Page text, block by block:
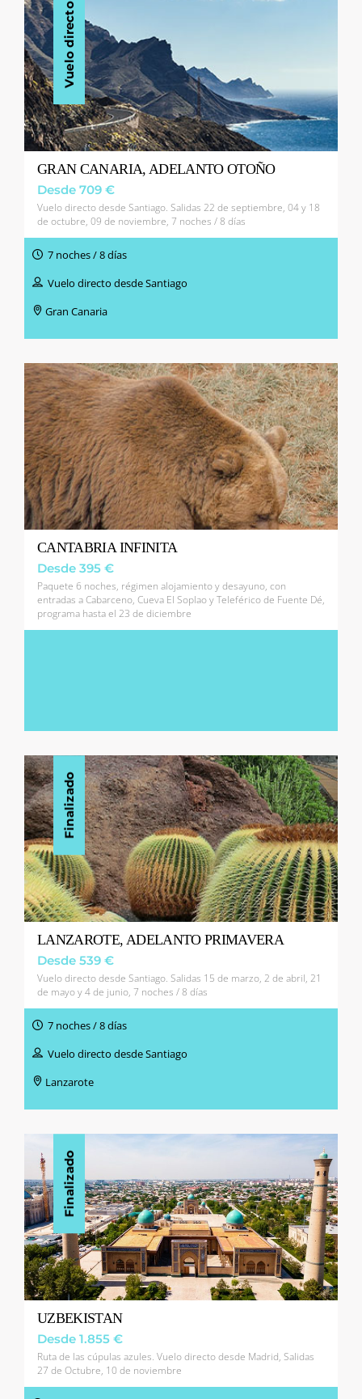
Vuelo directo
GRAN CANARIA, ADELANTO OTOÑO
Desde 709 €
Vuelo directo desde Santiago. Salidas 22 de septiembre, 04 y 18
de octubre, 09 de noviembre, 7 noches / 8 días
7 noches / 8 días
Vuelo directo desde Santiago
Gran Canaria
CANTABRIA INFINITA
Desde 395 €
Paquete 6 noches, régimen alojamiento y desayuno, con
entradas a Cabarceno, Cueva El Soplao y Teleférico de Fuente Dé,
programa hasta el 23 de diciembre
Finalizado
LANZAROTE, ADELANTO PRIMAVERA
Desde 539 €
Vuelo directo desde Santiago. Salidas 15 de marzo, 2 de abril, 21
de mayo y 4 de junio, 7 noches / 8 días
7 noches / 8 días
Vuelo directo desde Santiago
Lanzarote
Finalizado
UZBEKISTAN
Desde 1.855 €
Ruta de las cúpulas azules. Vuelo directo desde Madrid, Salidas
27 de Octubre, 10 de noviembre